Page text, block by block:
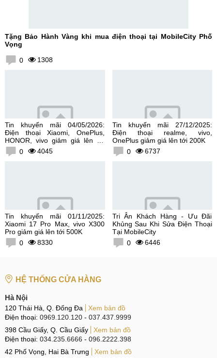
Tặng Bảo Hành Vàng khi mua điện thoại tại MobileCity Phố
Vọng
0 1308
Tin khuyến mãi 04/05/2026:
Điện thoại Xiaomi, OnePlus,
HONOR, vivo giảm giá lên tới
300K0 4045
Tin khuyến mãi 27/12/2025:
Điện thoại realme, vivo,
OnePlus giảm giá lên tới 200K
0
6737
Tin khuyến mãi 01/11/2025:
Xiaomi 17 Pro Max, vivo X300
Pro giảm giá lên tới 500K
0
8330
Tri Ân Khách Hàng - Ưu Đãi
Khủng Sau Khi Sửa Điện Thoại
Tại MobileCity
0
6446
HỆ THỐNG CỬA HÀNG
Hà Nội
120 Thái Hà, Q. Đống Đa
Xem bản đồ
Điện thoại: 0969.120.120 - 037.437.9999
398 Cầu Giấy, Q. Cầu Giấy
Xem bản đồ
Điện thoại: 034.235.6666 - 096.2222.398
42 Phố Vọng, Hai Bà Trưng
Xem bản đồ